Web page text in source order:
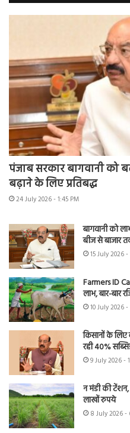
पंजाब सरकार बागवानी को
बढ़ाने के लिए प्रतिबद्ध
24 July 2026 - 1:45 PM
बागवानी को
बीज से बाजार
15 July 2026 -
Farmers ID
लाभ, बार-बार
10 July 2026
किसानों के
रही 40%
9 July 2026 -
न मंडी की
लाखों रुपये
8 July 2026 -